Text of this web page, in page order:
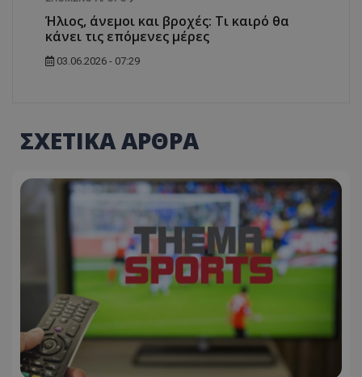
Ήλιος, άνεμοι και βροχές: Τι καιρό θα
κάνει τις επόμενες μέρες
03.06.2026 - 07:29
ΣΧΕΤΙΚΑ ΑΡΘΡΑ